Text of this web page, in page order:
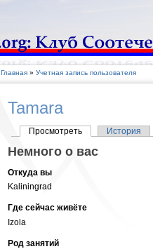
Главная » Учетная запись пользователя
Tamara
Просмотреть История
Немного о вас
Откуда вы
Kaliningrad
Где сейчас живёте
Izola
Род занятий